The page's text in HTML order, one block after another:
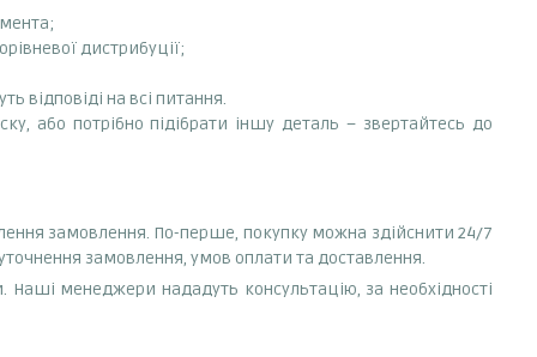
дистрибуції;
відповіді на всі питання.
або потрібно підібрати іншу деталь – звертайтесь до
замовлення. По-перше, покупку можна здійснити 24/7
замовлення, умов оплати та доставлення.
менеджери нададуть консультацію, за необхідності